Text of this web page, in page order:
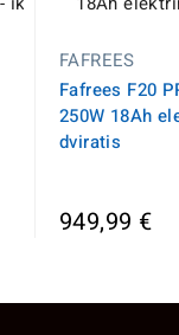
FAFREES
Fafrees F20
250W 18Ah
dviratis
949,99 €